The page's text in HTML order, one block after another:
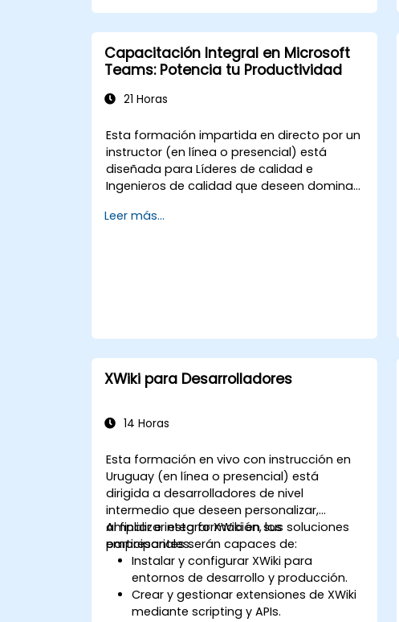
Capacitación Integral en Microsoft
Teams: Potencia tu Productividad
21 Horas
Esta formación impartida en directo por un
instructor (en línea o presencial) está
diseñada para Líderes de calidad e
Ingenieros de calidad que deseen dominar
disponibles en Microsoft Teams para
Leer más...
XWiki para Desarrolladores
14 Horas
Esta formación en vivo con instrucción en
Uruguay (en línea o presencial) está
dirigida a desarrolladores de nivel
intermedio que deseen personalizar,
ampliar e integrar XWiki en sus soluciones
empresariales.
Al finalizar esta formación, los
participantes serán capaces de:
Instalar y configurar XWiki para
entornos de desarrollo y producción.
Crear y gestionar extensiones de XWiki
mediante scripting y APIs.